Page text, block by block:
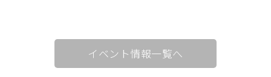
イベント情報一覧へ